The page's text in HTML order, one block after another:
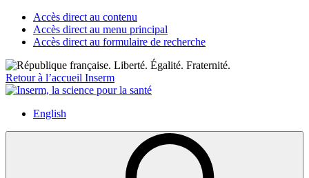
Accès direct au contenu
Accès direct au menu principal
Accès direct au formulaire de recherche
Retour à l’accueil Inserm
English